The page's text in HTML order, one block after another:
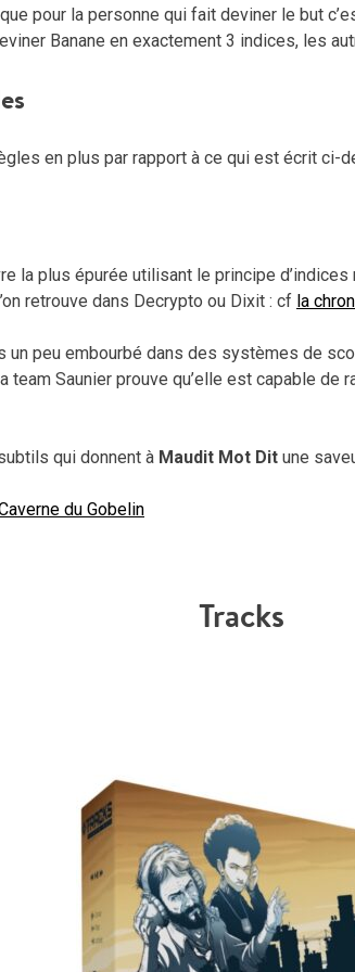
pour la personne qui fait deviner le but
Banane en exactement 3 indices, les
en plus par rapport à ce qui est écrit ci-
la plus épurée utilisant le principe
retrouve dans Decrypto ou Dixit : cf la
un peu embourbé dans des systèmes de
team Saunier prouve qu’elle est capable de
qui donnent à Maudit Mot Dit une
du Gobelin
Tracks